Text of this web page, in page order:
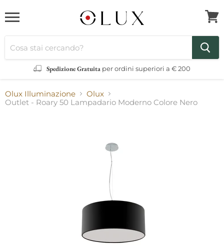
Spedizione Gratuita per ordini superiori a € 200
il
Olux Illuminazione
Olux
Outlet - Roary 50 Lampadario Moderno Colore Nero